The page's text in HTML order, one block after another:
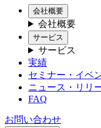
会社概要
会社概要
サービス
サービス
実績
セミナー・イベ
ニュース・リリ
FAQ
お問い合わせ